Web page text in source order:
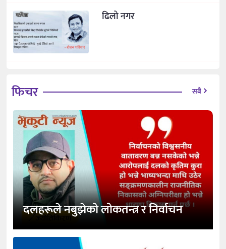
ढिलो नगर
फिचर सबै
दलहरूले नबुझेको लोकतन्त्र र निर्वाचन